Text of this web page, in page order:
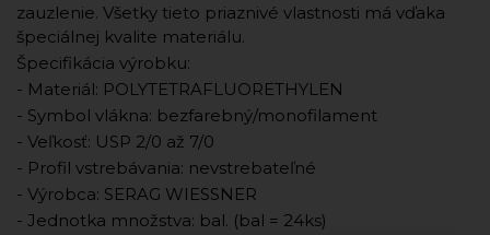
zauzlenie. Všetky tieto priaznivé vlastnosti má vďaka
špeciálnej kvalite materiálu.
Špecifikácia výrobku:
- Materiál: POLYTETRAFLUORETHYLEN
- Symbol vlákna: bezfarebný/monofilament
- Veľkosť: USP 2/0 až 7/0
- Profil vstrebávania: nevstrebateľné
- Výrobca: SERAG WIESSNER
- Jednotka množstva: bal. (bal = 24ks)